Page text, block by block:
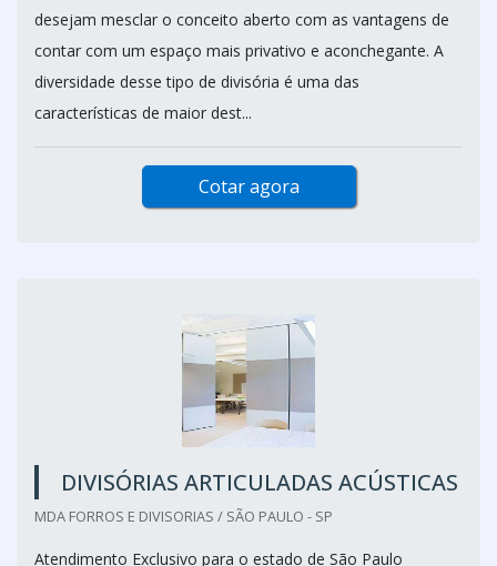
desejam mesclar o conceito aberto com as vantagens de
contar com um espaço mais privativo e aconchegante. A
diversidade desse tipo de divisória é uma das
características de maior dest...
Cotar agora
DIVISÓRIAS ARTICULADAS ACÚSTICAS
MDA FORROS E DIVISORIAS / SÃO PAULO - SP
Atendimento Exclusivo para o estado de São Paulo